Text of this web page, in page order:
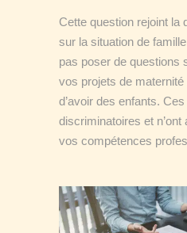
Cette question rejoint la
sur la situation de
pas poser de questions
vos projets de
d’avoir des enfants.
discriminatoires et
vos compétences